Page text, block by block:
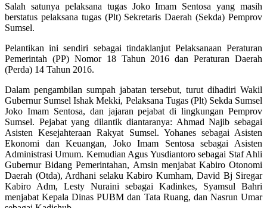
Salah satunya pelaksana tugas Joko Imam Sentosa yang masih
berstatus pelaksana tugas (Plt) Sekretaris Daerah (Sekda) Pemprov
Sumsel.
Pelantikan ini sendiri sebagai tindaklanjut Pelaksanaan Peraturan
Pemerintah (PP) Nomor 18 Tahun 2016 dan Peraturan Daerah
(Perda) 14 Tahun 2016.
Dalam pengambilan sumpah jabatan tersebut, turut dihadiri Wakil
Gubernur Sumsel Ishak Mekki, Pelaksana Tugas (Plt) Sekda Sumsel
Joko Imam Sentosa, dan jajaran pejabat di lingkungan Pemprov
Sumsel. Pejabat yang dilantik diantaranya: Ahmad Najib sebagai
Asisten Kesejahteraan Rakyat Sumsel. Yohanes sebagai Asisten
Ekonomi dan Keuangan, Joko Imam Sentosa sebagai Asisten
Administrasi Umum. Kemudian Agus Yusdiantoro sebagai Staf Ahli
Gubernur Bidang Pemerintahan, Amsin menjabat Kabiro Otonomi
Daerah (Otda), Ardhani selaku Kabiro Kumham, David Bj Siregar
Kabiro Adm, Lesty Nuraini sebagai Kadinkes, Syamsul Bahri
menjabat Kepala Dinas PUBM dan Tata Ruang, dan Nasrun Umar